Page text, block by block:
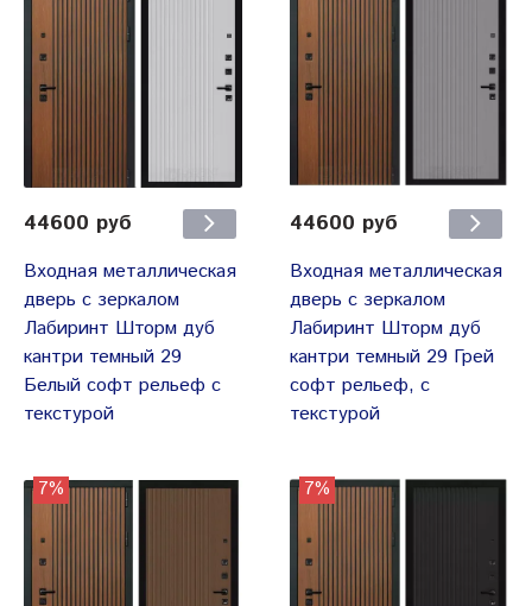
44600 руб
Входная металлическая
дверь с зеркалом
Лабиринт Шторм дуб
кантри темный 29
Белый софт рельеф с
текстурой
44600 руб
Входная металлическая
дверь с зеркалом
Лабиринт Шторм дуб
кантри темный 29 Грей
софт рельеф, с
текстурой
7% 7%